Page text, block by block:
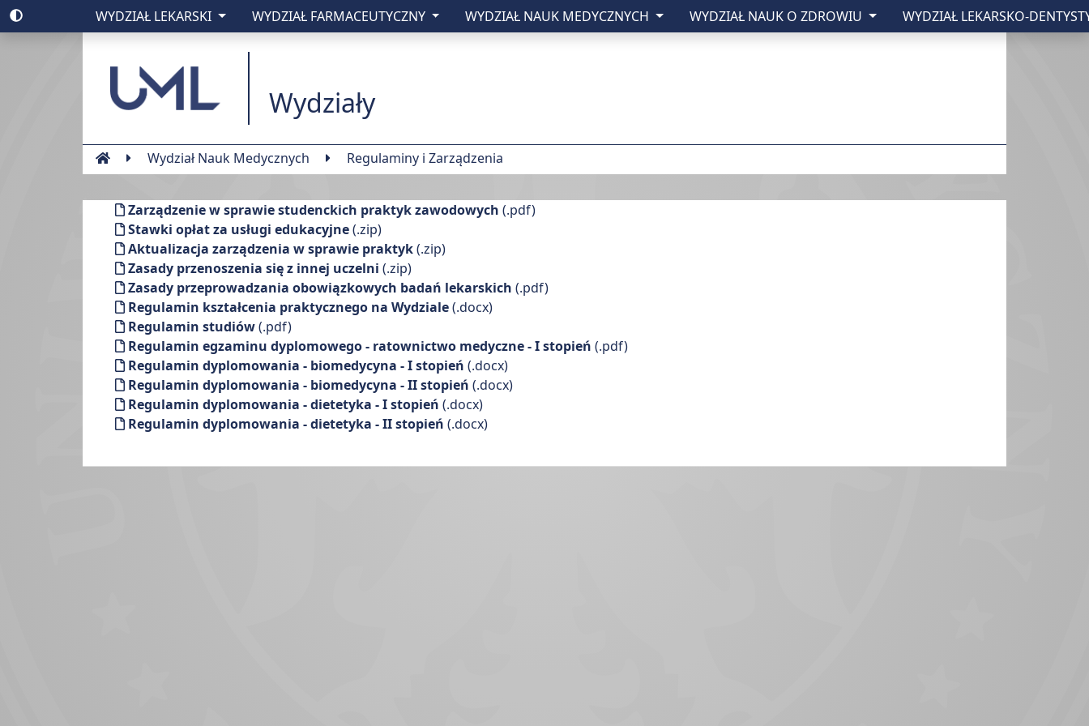
WYDZIAŁ LEKARSKI WYDZIAŁ FARMACEUTYCZNY WYDZIAŁ NAUK MEDYCZNYCH WYDZIAŁ NAUK O ZDROWIU WYDZIAŁ LEKARSKO-
Uniwesytet Medyczny w Lublinie
Wydziały
Wydział Nauk Medycznych Regulaminy i Zarządzenia
Zarządzenie w sprawie studenckich praktyk zawodowych (.pdf)
Stawki opłat za usługi edukacyjne(.zip)
Aktualizacja zarządzenia w sprawie praktyk(.zip)
Zasady przenoszenia się z innej uczelni (.zip)
Zasady przeprowadzania obowiązkowych badań lekarskich (.pdf)
Regulamin kształcenia praktycznego na Wydziale(.docx)
Regulamin studiów(.pdf)
Regulamin egzaminu dyplomowego - ratownictwo medyczne - I stopień (.pdf)
Regulamin dyplomowania - biomedycyna - I stopień (.docx)
Regulamin dyplomowania - biomedycyna - II stopień (.docx)
Regulamin dyplomowania - dietetyka - I stopień (.docx)
Regulamin dyplomowania - dietetyka - II stopień (.docx)